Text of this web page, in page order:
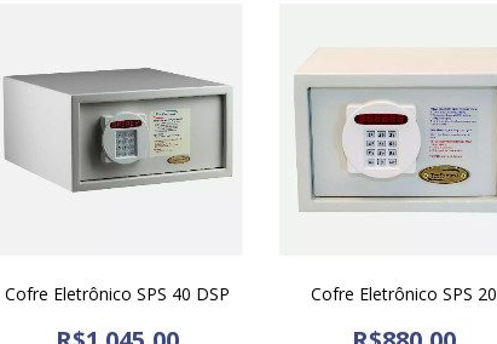
Cofre Eletrônico SPS 40 DSP Cofre Eletrônico SPS 20